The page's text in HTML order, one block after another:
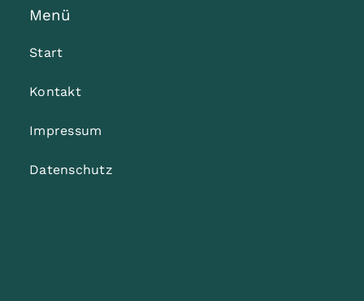
Menü
Start
Kontakt
Impressum
Datenschutz